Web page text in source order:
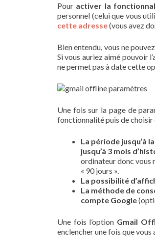
Pour activer la
personnel (celui que vous
cette adresse(vous avez
Bien entendu, vous ne
Si vous auriez aimé pouvoir
ne permet pas à date cette
Une fois sur la page de
fonctionnalité puis de
La période jusqu’à
jusqu’à 3 mois
ordinateur donc vous
« 90 jours ».
La possibilité
La méthode de
compte Google
Une fois l’option Gmail
enclencher une fois que